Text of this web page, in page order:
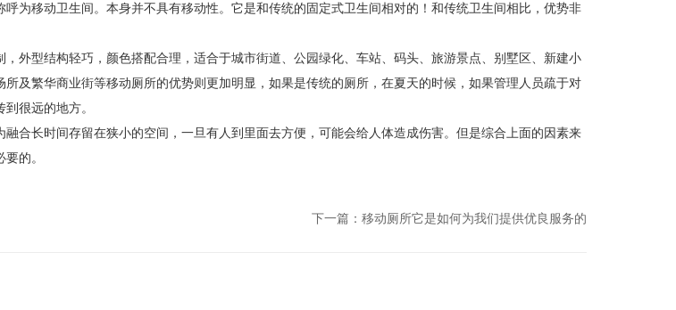
为移动卫生间。本身并不具有移动性。它是和传统的固定式卫生间相对的！和传统卫生间相比，优势非
型结构轻巧，颜色搭配合理，适合于城市街道、公园绿化、车站、码头、旅游景点、别墅区、新建小
及繁华商业街等移动厕所的优势则更加明显，如果是传统的厕所，在夏天的时候，如果管理人员疏于对
很远的地方。
长时间存留在狭小的空间，一旦有人到里面去方便，可能会给人体造成伤害。但是综合上面的因素来
的。
下一篇： 移动厕所它是如何为我们提供优良服务的